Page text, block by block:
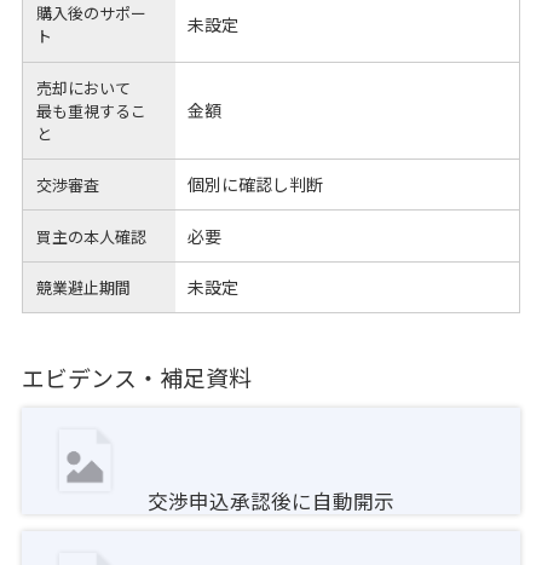
購入後のサポー
ト
未設定
売却において
最も重視するこ
と
金額
交渉審査 個別に確認し判断
買主の本人確認 必要
競業避止期間 未設定
エビデンス・補足資料
交渉申込承認後に自動開示